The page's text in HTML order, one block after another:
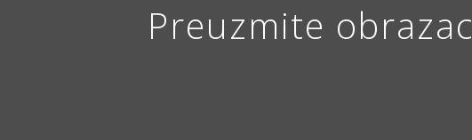
Preuzmite obrazac